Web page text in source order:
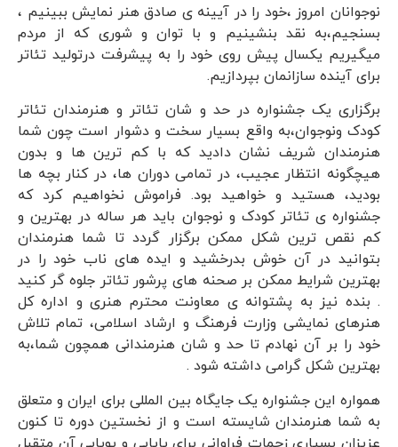
نوجوانان امروز ،خود را در آیینه ی صادق هنر نمایش ببینیم ،
بسنجیم،به نقد بنشینیم و با توان و شوری که از مردم
میگیریم یکسال پیش روی خود را به پیشرفت درتولید تئاتر
برای آینده سازانمان بپردازیم.
برگزاری یک جشنواره در حد و شان تئاتر و هنرمندان تئاتر
کودک ونوجوان،به واقع بسیار سخت و دشوار است چون شما
هنرمندان شریف نشان دادید که با کم ترین ها و بدون
هیچگونه انتظار عجیب، در تمامی دوران ها، در کنار بچه ها
بودید، هستید و خواهید بود. فراموش نخواهیم کرد که
جشنواره ی تئاتر کودک و نوجوان باید هر ساله در بهترین و
کم نقص ترین شکل ممکن برگزار گردد تا شما هنرمندان
بتوانید در آن خوش بدرخشید و ایده های ناب خود را در
بهترین شرایط ممکن بر صحنه های پرشور تئاتر جلوه گر کنید
. بنده نیز به پشتوانه ی معاونت محترم هنری و اداره کل
هنرهای نمایشی وزارت فرهنگ و ارشاد اسلامی، تمام تلاش
خود را بر آن نهادم تا حد و شان هنرمندانی همچون شما،به
بهترین شکل گرامی داشته شود .
همواره این جشنواره یک جایگاه بین المللی برای ایران و متعلق
به شما هنرمندان شایسته است و از نخستین دوره تا کنون